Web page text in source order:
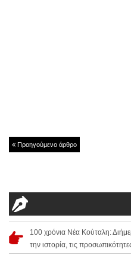
Προηγούμενο άρθρο
100 χρόνια Νέα Κούταλη:
την ιστορία, τις